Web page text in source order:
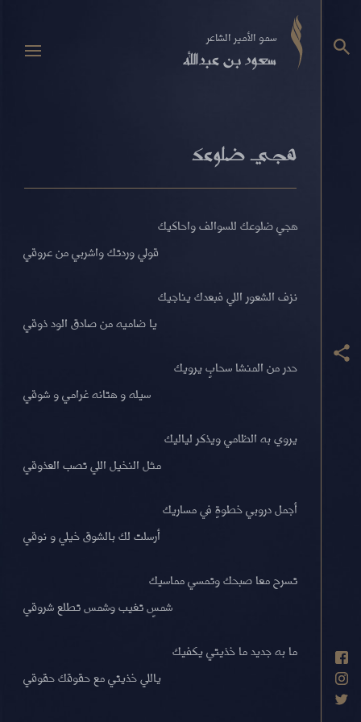
سمو الأمير الشاعر
سعود بن عبدالله
هجي ضلوعك
هجي ضلوعك للسوالف واحاكيك
قولي وردتك واشربي من عروقي
نزف الشعور اللي فبعدك يناجيك
يا ضاميه من صادق الود ذوقي
حدر من المنشا سحابٍ يرويك
سيله و هتانه غرامي و شوقي
يروي به الظامي ويذكر لياليك
مثل النخيل اللي تصب العذوقي
أجمل دروبي خطوةٍ في مساريك
أرسلت لك بالشوق خيلي و نوقي
تسرح معا صبحك وتمسي مماسيك
شمسٍ تغيب وشمس تطلع شروقي
ما به جديد ما خذيتي يكفيك
ياللي خذيتي مع حقوقك حقوقي